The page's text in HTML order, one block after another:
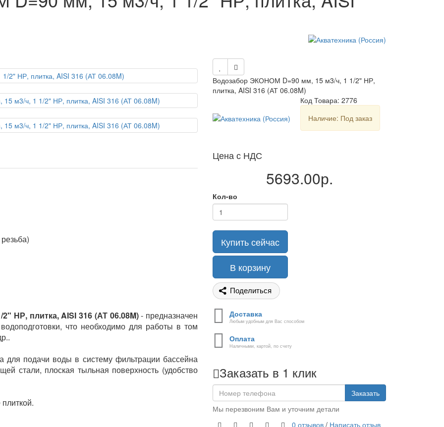
НР, плитка, AISI 316 (АТ 06.08M)- предназначен
что необходимо для работы в том
для подачи воды в систему фильтрации бассейна
стали, плоская тыльная поверхность (удобство
Водозабор ЭКОНОМ D=90 мм, 15 м3/ч, 1 1/2" НР,
плитка, AISI 316 (АТ 06.08M)
Код Товара: 2776
Наличие: Под заказ
Цена с НДС
5693.00р.
Кол-во
Купить сейчас
В корзину
Поделиться
Доставка
Любым удобным для Вас способом
Оплата
Наличными, картой, по счету
Заказать в 1 клик
Заказать
Мы перезвоним Вам и уточним детали
0 отзывов / Написать отзыв